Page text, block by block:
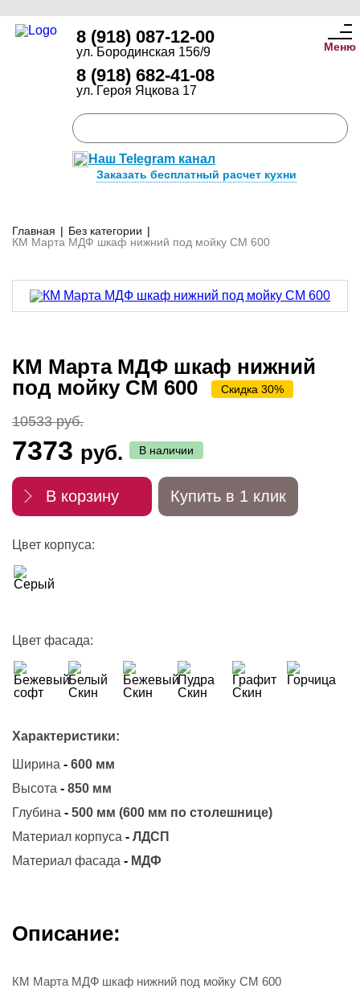
8 (918) 087-12-00
ул. Бородинская 156/9
8 (918) 682-41-08
ул. Героя Яцкова 17
Наш Telegram канал
Заказать бесплатный расчет кухни
Меню
Главная | Без категории |
КМ Марта МДФ шкаф нижний под мойку СМ 600
КМ Марта МДФ шкаф нижний
под мойку СМ 600
Скидка 30%
10533 руб.
7373 руб. В наличии
В корзину Купить в 1 клик
Цвет корпуса:
Цвет фасада:
Характеристики:
Ширина - 600 мм
Высота - 850 мм
Глубина - 500 мм (600 мм по столешнице)
Материал корпуса - ЛДСП
Материал фасада - МДФ
Описание:
КМ Марта МДФ шкаф нижний под мойку СМ 600